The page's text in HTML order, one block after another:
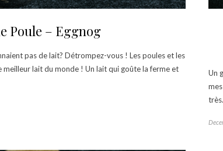
Poule – Eggnog
pas de lait? Détrompez-vous ! Les poules et les
meilleur lait du monde ! Un lait qui goûte la ferme et
Un